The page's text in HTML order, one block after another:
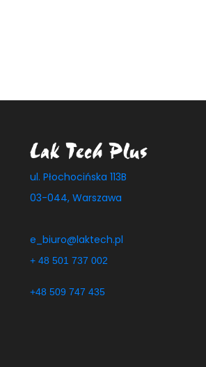
ul. Płochocińska 113B
03-044, Warszawa
e_biuro@laktech.pl
+ 48 501 737 002
+48 509 747 435